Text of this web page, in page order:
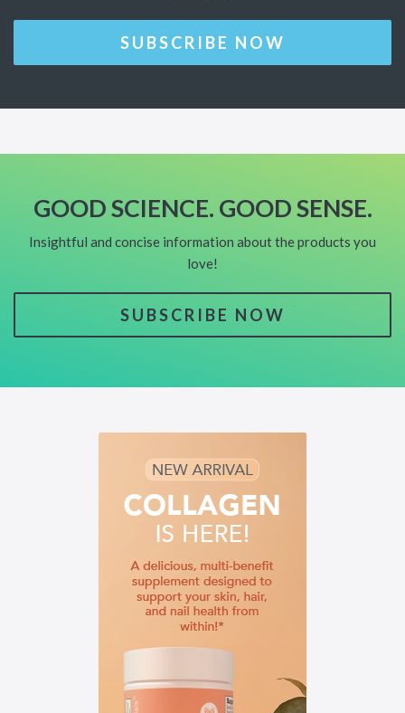
SUBSCRIBE NOW
GOOD SCIENCE. GOOD SENSE.
Insightful and concise information about the products you
love!
SUBSCRIBE NOW